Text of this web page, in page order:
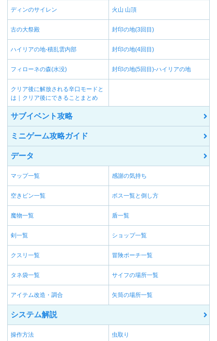
ディンのサイレン 火山 山頂
古の大祭殿 封印の地(3回目)
ハイリアの地-積乱雲内部 封印の地(4回目)
フィローネの森(水没) 封印の地(5回目)-ハイリアの地
クリア後に解放される辛口モードと
は｜クリア後にできることまとめ
サブイベント攻略
ミニゲーム攻略ガイド
データ
マップ一覧 感謝の気持ち
空きビン一覧 ボス一覧と倒し方
魔物一覧 盾一覧
剣一覧 ショップ一覧
クスリ一覧 冒険ポーチ一覧
タネ袋一覧 サイフの場所一覧
アイテム改造・調合 矢筒の場所一覧
システム解説
操作方法 虫取り